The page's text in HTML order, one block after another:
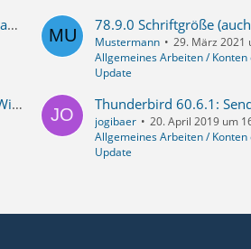
userContent.css wirkt sich auch auf das Programm aus
Mustermann
29. März 2021
Allgemeines Arbeiten /
Update
Thunderbird 78.0 | Nachrichtenfenster folgt Win 10 Farbschema aber nicht dem eingebauten Light-Theme
jogibaer
20. April 2019 um
Allgemeines Arbeiten /
Update